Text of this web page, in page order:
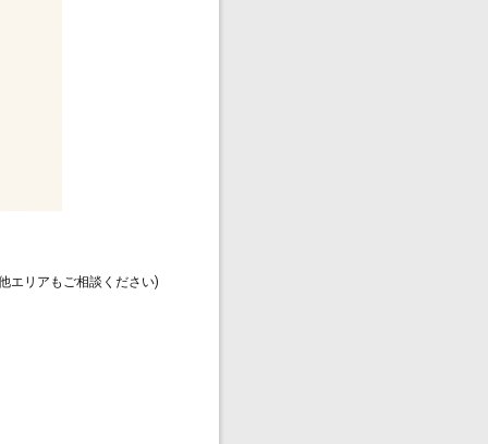
エリアもご相談ください)